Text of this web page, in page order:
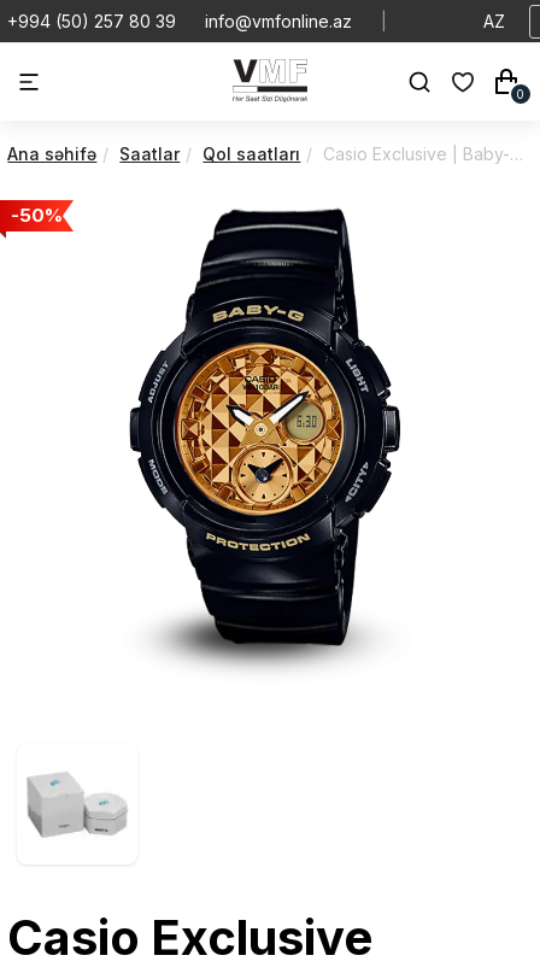
+994 (50) 257 80 39 info@vmfonline.az AZ
0
Ana səhifə Saatlar Qol saatları Casio Exclusive | Baby-G | Quartz | BGA-195M-1ADR
-50%
Casio Exclusive